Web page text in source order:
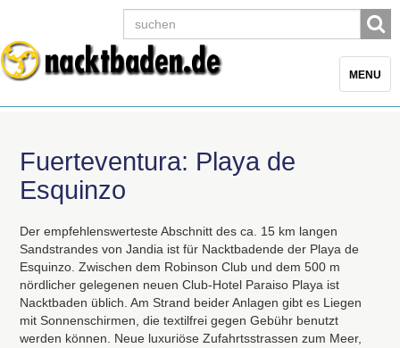
Toggle
MENU
Fuerteventura: Playa de
Esquinzo
Der empfehlenswerteste Abschnitt des ca. 15 km langen
Sandstrandes von Jandia ist für Nacktbadende der Playa de
Esquinzo. Zwischen dem Robinson Club und dem 500 m
nördlicher gelegenen neuen Club-Hotel Paraiso Playa ist
Nacktbaden üblich. Am Strand beider Anlagen gibt es Liegen
mit Sonnenschirmen, die textilfrei gegen Gebühr benutzt
werden können. Neue luxuriöse Zufahrtsstrassen zum Meer,